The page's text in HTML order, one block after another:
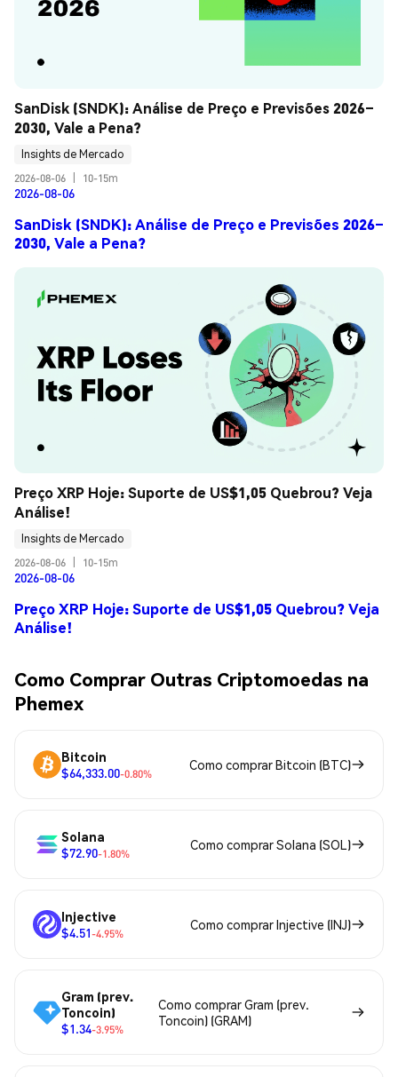
SanDisk (SNDK): Análise de Preço e Previsões 2026–
2030, Vale a Pena?
Insights de Mercado
2026-08-06
10-15m
2026-08-06
SanDisk (SNDK): Análise de Preço e Previsões 2026–
2030, Vale a Pena?
Preço XRP Hoje: Suporte de US$1,05 Quebrou? Veja
Análise!
Insights de Mercado
2026-08-06
10-15m
2026-08-06
Preço XRP Hoje: Suporte de US$1,05 Quebrou? Veja
Análise!
Como Comprar Outras Criptomoedas na
Phemex
Bitcoin
$64,333.00-0.80%
Como comprar Bitcoin (BTC)
Solana
$72.90-1.80%
Como comprar Solana (SOL)
Injective
$4.51-4.95%
Como comprar Injective (INJ)
Gram (prev.
Toncoin)
$1.34-3.95%
Como comprar Gram (prev.
Toncoin) (GRAM)